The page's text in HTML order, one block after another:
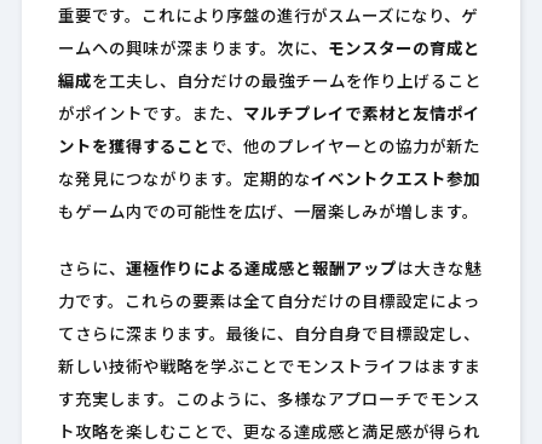
重要です。これにより序盤の進行がスムーズになり、ゲ
ームへの興味が深まります。次に、 モンスターの育成と
編成を工夫し、自分だけの最強チームを作り上げること
がポイントです。また、 マルチプレイで素材と友情ポイ
ントを獲得すること で、他のプレイヤーとの協力が新た
な発見につながります。定期的なイベントクエスト参加
もゲーム内での可能性を広げ、一層楽しみが増します。
さらに、 運極作りによる達成感と報酬アップは大きな魅
力です。これらの要素は全て自分だけの目標設定によっ
てさらに深まります。最後に、自分自身で目標設定し、
新しい技術や戦略を学ぶことでモンストライフはますま
す充実します。このように、多様なアプローチでモンス
ト攻略を楽しむことで、更なる達成感と満足感が得られ